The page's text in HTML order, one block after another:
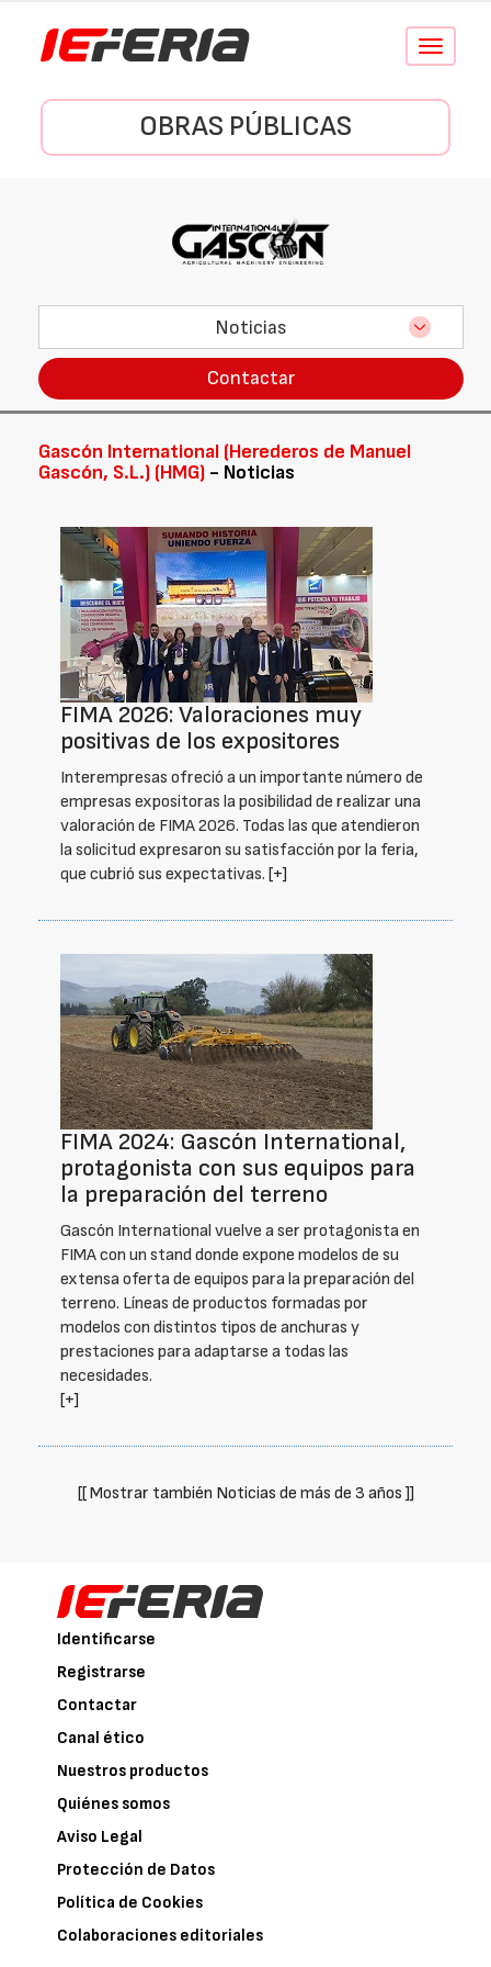
Conmutar
OBRAS PÚBLICAS
Noticias
Contactar
Gascón International (Herederos de Manuel
Gascón, S.L.) (HMG) - Noticias
FIMA 2026: Valoraciones muy
positivas de los expositores
Interempresas ofreció a un importante número de
empresas expositoras la posibilidad de realizar una
valoración de FIMA 2026. Todas las que atendieron
la solicitud expresaron su satisfacción por la feria,
que cubrió sus expectativas. [+]
FIMA 2024: Gascón International,
protagonista con sus equipos para
la preparación del terreno
Gascón International vuelve a ser protagonista en
FIMA con un stand donde expone modelos de su
extensa oferta de equipos para la preparación del
terreno. Líneas de productos formadas por
modelos con distintos tipos de anchuras y
prestaciones para adaptarse a todas las
necesidades.
[+]
[[ Mostrar también Noticias de más de 3 años ]]
Identificarse
Registrarse
Contactar
Canal ético
Nuestros productos
Quiénes somos
Aviso Legal
Protección de Datos
Política de Cookies
Colaboraciones editoriales